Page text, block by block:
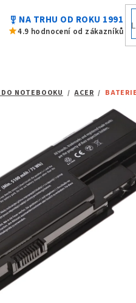
military_tech NA TRHU OD ROKU 1991
star4.9 hodnocení od zákazníků
NOTEBOOKU / ACER /